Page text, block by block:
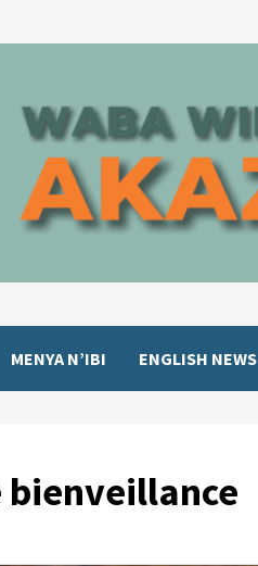
MENYA N’IBI ENGLISH NEWS
bienveillance